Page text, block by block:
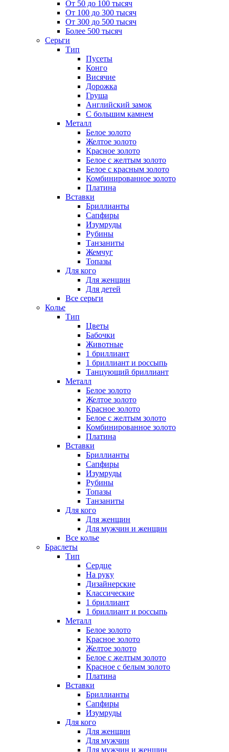
От 50 до 100 тысяч
От 100 до 300 тысяч
От 300 до 500 тысяч
Более 500 тысяч
Серьги
Тип
Пусеты
Конго
Висячие
Дорожка
Груша
Английский замок
С большим камнем
Металл
Белое золото
Желтое золото
Красное золото
Белое с желтым золото
Белое с красным золото
Комбинированное золото
Платина
Вставки
Бриллианты
Сапфиры
Изумруды
Рубины
Танзаниты
Жемчуг
Топазы
Для кого
Для женщин
Для детей
Все серьги
Колье
Тип
Цветы
Бабочки
Животные
1 бриллиант
1 бриллиант и россыпь
Танцующий бриллиант
Металл
Белое золото
Желтое золото
Красное золото
Белое с желтым золото
Комбинированное золото
Платина
Вставки
Бриллианты
Сапфиры
Изумруды
Рубины
Топазы
Танзаниты
Для кого
Для женщин
Для мужчин и женщин
Все колье
Браслеты
Тип
Сердце
На руку
Дизайнерские
Классические
1 бриллиант
1 бриллиант и россыпь
Металл
Белое золото
Красное золото
Желтое золото
Белое с желтым золото
Красное с белым золото
Платина
Вставки
Бриллианты
Сапфиры
Изумруды
Для кого
Для женщин
Для мужчин
Для мужчин и женщин